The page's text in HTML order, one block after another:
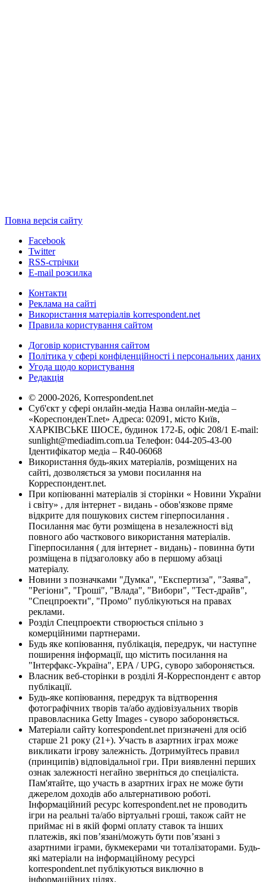
Повна версія сайту
Facebook
Twitter
RSS-стрічки
E-mail розсилка
Контакти
Реклама на сайті
Використання матеріалів korrespondent.net
Правила користування сайтом
Договір користування сайтом
Політика у сфері конфіденційності і персональних даних
Угода щодо користування
Редакція
© 2000-2026, Korrespondent.net
Суб'єкт у сфері онлайн-медіа Назва онлайн-медіа –
«КореспонденТ.net» Адреса: 02091, місто Київ,
ХАРКІВСЬКЕ ШОСЕ, будинок 172-Б, офіс 208/1 E-mail:
sunlight@mediadim.com.ua Телефон: 044-205-43-00
Ідентифікатор медіа – R40-06068
Використання будь-яких матеріалів, розміщених на
сайті, дозволяється за умови посилання на
Корреспондент.net.
При копіюванні матеріалів зі сторінки « Новини України
і світу» , для інтернет - видань - обов'язкове пряме
відкрите для пошукових систем гіперпосилання .
Посилання має бути розміщена в незалежності від
повного або часткового використання матеріалів.
Гіперпосилання ( для інтернет - видань) - повинна бути
розміщена в підзаголовку або в першому абзаці
матеріалу.
Новини з позначками "Думка", "Експертиза", "Заява",
"Регіони", "Гроші", "Влада", "Вибори", "Тест-драйв",
"Спецпроекти", "Промо" публікуються на правах
реклами.
Розділ Спецпроекти створюється спільно з
комерційними партнерами.
Будь яке копіювання, публікація, передрук, чи наступне
поширення інформації, що містить посилання на
"Інтерфакс-Україна", EPA / UPG, суворо забороняється.
Власник веб-сторінки в розділі Я-Корреспондент є автор
публікації.
Будь-яке копіювання, передрук та відтворення
фотографічних творів та/або аудіовізуальних творів
правовласника Getty Images - суворо забороняється.
Матеріали сайту korrespondent.net призначені для осіб
старше 21 року (21+). Участь в азартних іграх може
викликати ігрову залежність. Дотримуйтесь правил
(принципів) відповідальної гри. При виявленні перших
ознак залежності негайно зверніться до спеціаліста.
Пам'ятайте, що участь в азартних іграх не може бути
джерелом доходів або альтернативою роботі.
Інформаційний ресурс korrespondent.net не проводить
ігри на реальні та/або віртуальні гроші, також сайт не
приймає ні в якій формі оплату ставок та інших
платежів, які пов’язані/можуть бути пов’язані з
азартними іграми, букмекерами чи тоталізаторами. Будь-
які матеріали на інформаційному ресурсі
korrespondent.net публікуються виключно в
інформаційних цілях.